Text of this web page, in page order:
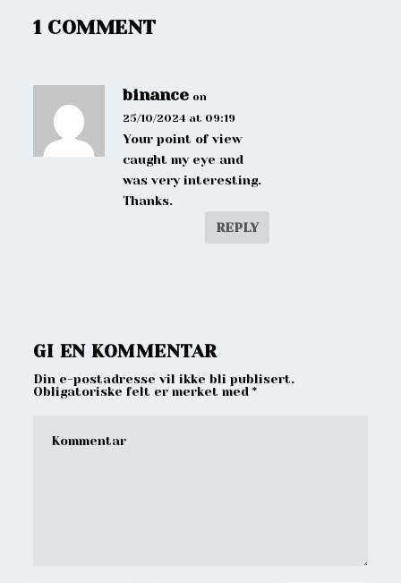
1 COMMENT
binance on
25/10/2024 at 09:19
Your point of view
caught my eye and
was very interesting.
Thanks.
REPLY
GI EN KOMMENTAR
Din e-postadresse vil ikke bli publisert.
Obligatoriske felt er merket med*